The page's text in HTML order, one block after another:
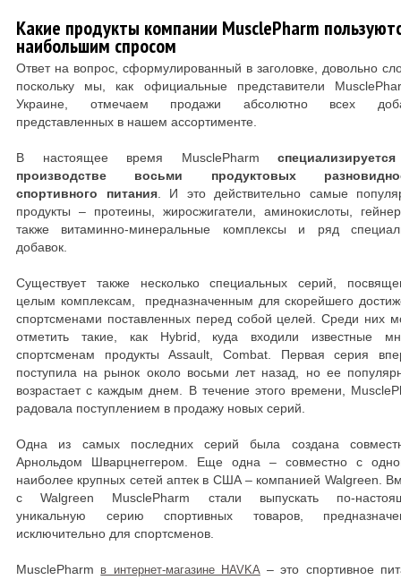
Какие продукты компании MusclePharm
наибольшим спросом
Ответ на вопрос, сформулированный в заголовке, довольно
поскольку мы, как официальные представители
Украине, отмечаем продажи абсолютно всех
представленных в нашем ассортименте.
В настоящее время MusclePharm
производстве восьми продуктовых
спортивного питания. И это действительно самые
продукты – протеины, жиросжигатели, аминокислоты,
также витаминно-минеральные комплексы и ряд
добавок.
Существует также несколько специальных серий,
целым комплексам, предназначенным для скорейшего
спортсменами поставленных перед собой целей. Среди них
отметить такие, как Hybrid, куда входили известные
спортсменам продукты Assault, Combat. Первая серия
поступила на рынок около восьми лет назад, но ее
возрастает с каждым днем. В течение этого времени,
радовала поступлением в продажу новых серий.
Одна из самых последних серий была создана
Арнольдом Шварцнеггером. Еще одна – совместно с
наиболее крупных сетей аптек в США – компанией Walgreen.
с Walgreen MusclePharm стали выпускать по-
уникальную серию спортивных товаров,
исключительно для спортсменов.
MusclePharm в интернет-магазине HAVKA – это спортивное